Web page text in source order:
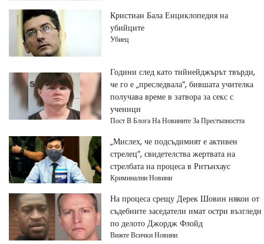
Кристиан Бала Енциклопедия на
убийците
Убиец
Години след като тийнейджърът твърди,
че го е „преследвала“, бившата учителка
получава време в затвора за секс с
ученици
Пост В Блога На Новините За Престъпността
„Мислех, че подсъдимият е активен
стрелец“, свидетелства жертвата на
стрелбата на процеса в Ритънхаус
Криминални Новини
На процеса срещу Дерек Шовин някои от
съдебните заседатели имат остри възгледи
по делото Джордж Флойд
Вижте Всички Новини